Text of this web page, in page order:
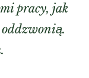
pracy, jak